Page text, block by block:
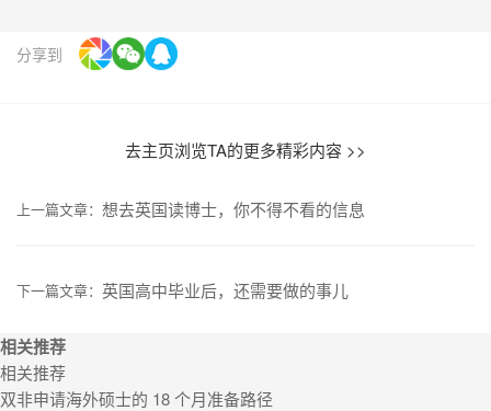
分享到
去主页浏览TA的更多精彩内容 >>
上一篇文章： 想去英国读博士，你不得不看的信息
下一篇文章： 英国高中毕业后，还需要做的事儿
相关推荐
相关推荐
双非申请海外硕士的 18 个月准备路径